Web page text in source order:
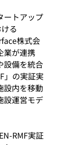
ートアップ
る
株式会
業が連携
設備を統合
」の実証実
設内を移動
設運営モデ
RMF実証